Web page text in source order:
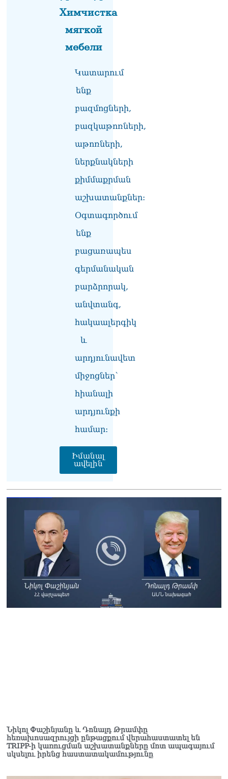
Химчистка
мягкой
мебели
Կատարում
ենք
բազմոցների,
բազկաթոռների,
աթոռների,
ներքնակների
քիմմաքրման
աշխատանքներ:
Օգտագործում
ենք
բացառապես
գերմանական
բարձրորակ,
անվտանգ,
հակաալերգիկ
և
արդյունավետ
միջոցներ՝
հիանալի
արդյունքի
համար։
Իմանալ
ավելին
Նիկոլ Փաշինյանը և Դոնալդ Թրամփը
հեռախոսազրույցի ընթացքում վերահաստատել են
TRIPP-ի կառուցման աշխատանքները մոտ ապագայում
սկսելու իրենց հաստատակամությունը